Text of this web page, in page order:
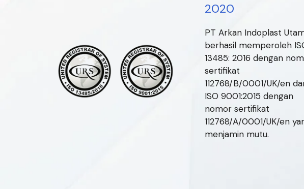
2020
PT Arkan Indoplast
berhasil memperoleh
13485: 2016 dengan
sertifikat
112768/B/0001/UK/en
ISO 9001:2015 dengan
nomor sertifikat
112768/A/0001/UK/en
menjamin mutu.